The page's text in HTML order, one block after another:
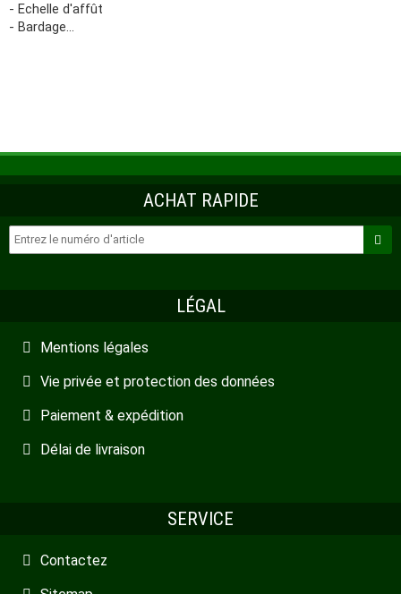
- Echelle d'affût
- Bardage...
ACHAT RAPIDE
LÉGAL
Mentions légales
Vie privée et protection des données
Paiement & expédition
Délai de livraison
SERVICE
Contactez